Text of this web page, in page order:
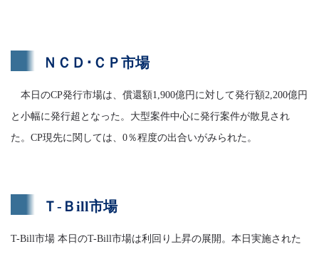
ＮＣＤ･ＣＰ市場
本日のCP発行市場は、償還額1,900億円に対して発行額2,200億円
と小幅に発行超となった。大型案件中心に発行案件が散見され
た。CP現先に関しては、0％程度の出合いがみられた。
Ｔ-Ｂill市場
T-Bill市場 本日のT-Bill市場は利回り上昇の展開。本日実施された